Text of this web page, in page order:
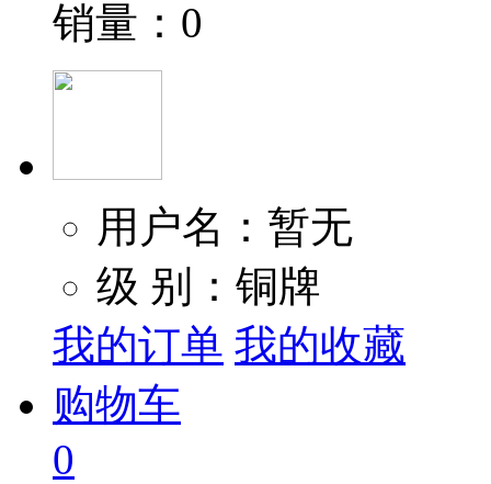
销量：0
用户名：暂无
级 别：铜牌
我的订单 我的收藏
购物车
0